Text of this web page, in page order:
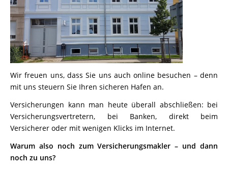
Wir freuen uns, dass Sie uns auch online besuchen – denn
mit uns steuern Sie Ihren sicheren Hafen an.
Versicherungen kann man heute überall abschließen: bei
Versicherungsvertretern, bei Banken, direkt beim
Versicherer oder mit wenigen Klicks im Internet.
Warum also noch zum Versicherungsmakler – und dann
noch zu uns?